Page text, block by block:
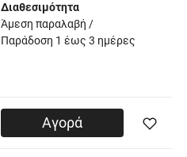
Διαθεσιμότητα
Άμεση παραλαβή /
Παράδoση 1 έως 3 ημέρες
Αγορά